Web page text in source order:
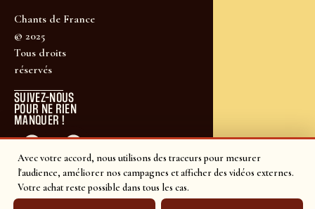
Avec votre accord, nous utilisons des traceurs pour mesurer
l'audience, améliorer nos campagnes et afficher des vidéos externes.
Votre achat reste possible dans tous les cas.
Chants de France
© 2025
Tous droits
réservés
SUIVEZ-NOUS
POUR NE RIEN
MANQUER !